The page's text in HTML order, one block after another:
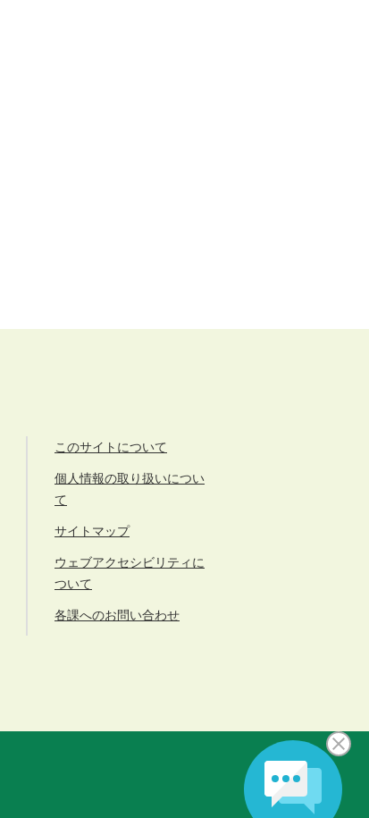
このサイトについて
個人情報の取り扱いについ
て
サイトマップ
ウェブアクセシビリティに
ついて
各課へのお問い合わせ